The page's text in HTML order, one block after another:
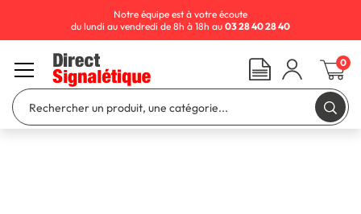
Notre équipe est à votre écoute
du lundi au vendredi de 8h à 18h au 03 28 40 28 40
0